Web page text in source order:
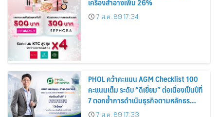
7 ส.ค. 69 17:34
PHOL คว้าคะแนน AGM Checklist 100
คะแนนเต็ม ระดับ “ดีเยี่ยม” ต่อเนื่องเป็นปีที่
7 ตอกย้ำการดำเนินธุรกิจตามหลักธร
รมาภิบาล โปร่งใส สร้างความเชื่อมั่นผู้ถือ
7 ส.ค. 69 17:33